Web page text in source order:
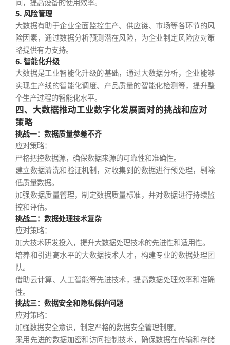
5. 风险管理
大数据有助于企业全面监控生产、供应链、市场等各环节的风
险因素，通过数据分析预测潜在风险，为企业制定风险应对策
略提供有力支持。
6. 智能化升级
大数据是工业智能化升级的基础，通过大数据分析，企业能够
实现生产线的智能化调度、产品质量的智能化检测等，提升整
个生产过程的智能化水平。
四、大数据推动工业数字化发展面对的挑战和应对
策略
挑战一：数据质量参差不齐
应对策略：
严格把控数据源，确保数据来源的可靠性和准确性。
建立数据清洗和验证机制，对收集到的数据进行预处理，剔除
低质量数据。
加强数据质量管理，制定数据质量标准，并对数据进行持续监
控和评估。
挑战二：数据处理技术复杂
应对策略：
加大技术研发投入，提升大数据处理技术的先进性和适用性。
培养和引进高水平的大数据技术人才，构建专业的数据处理团
队。
借助云计算、人工智能等先进技术，提高数据处理效率和准确
性。
挑战三：数据安全和隐私保护问题
应对策略：
加强数据安全意识，制定严格的数据安全管理制度。
采用先进的数据加密和访问控制技术，确保数据在传输和存储